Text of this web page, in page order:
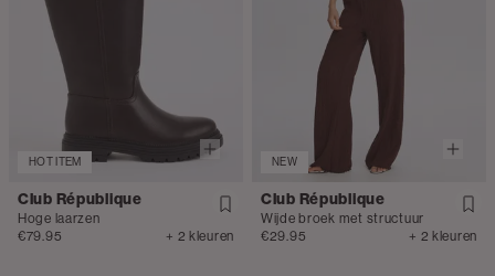
HOT ITEM
Club République
Hoge laarzen
€79.95
+ 2 kleuren
NEW
Club République
Wijde broek met structuur
€29.95
+ 2 kleuren